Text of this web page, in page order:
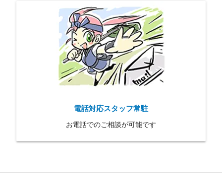
電話対応スタッフ常駐
お電話でのご相談が可能です